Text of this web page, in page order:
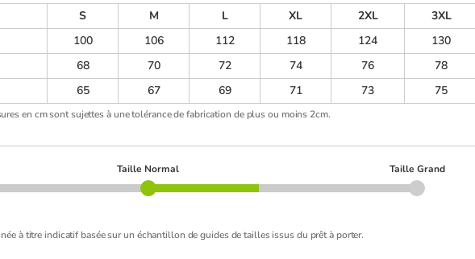
S M L XL 2XL 3XL
100 106 112 118 124 130
68 70 72 74 76 78
65 67 69 71 73 75
en cm sont sujettes à une tolérance de fabrication de plus ou moins 2cm.
Taille Normal Taille Grand
à titre indicatif basée sur un échantillon de guides de tailles issus du prêt à porter.